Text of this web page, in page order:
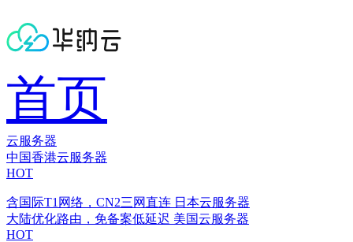
首页
云服务器
中国香港云服务器
HOT
含国际T1网络，CN2三网直连 日本云服务器
大陆优化路由，免备案低延迟 美国云服务器
HOT